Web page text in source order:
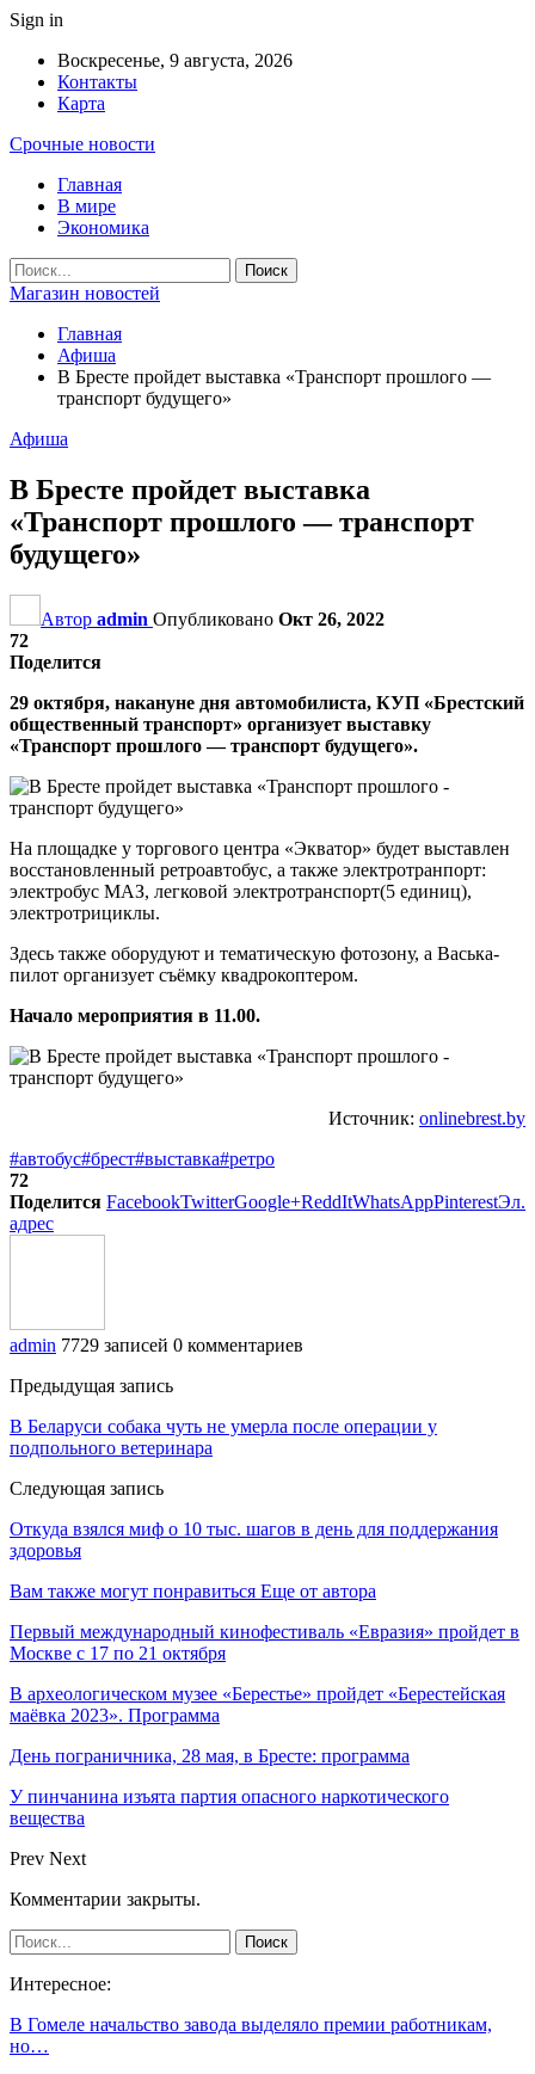
Sign in
Воскресенье, 9 августа, 2026
Контакты
Карта
Срочные новости
Главная
В мире
Экономика
Магазин новостей
Главная
Афиша
В Бресте пройдет выставка «Транспорт прошлого —
транспорт будущего»
Афиша
В Бресте пройдет выставка
«Транспорт прошлого — транспорт
будущего»
Автор admin Опубликовано Окт 26, 2022
72
Поделится
29 октября, накануне дня автомобилиста, КУП «Брестский
общественный транспорт» организует выставку
«Транспорт прошлого — транспорт будущего».
На площадке у торгового центра «Экватор» будет выставлен
восстановленный ретроавтобус, а также электротранпорт:
электробус МАЗ, легковой электротранспорт(5 единиц),
электротрициклы.
Здесь также оборудуют и тематическую фотозону, а Васька-
пилот организует съёмку квадрокоптером.
Начало мероприятия в 11.00.
Источник: onlinebrest.by
#автобус#брест#выставка#ретро
72
Поделится FacebookTwitterGoogle+ReddItWhatsAppPinterestЭл.
адрес
admin 7729 записей 0 комментариев
Предыдущая запись
В Беларуси собака чуть не умерла после операции у
подпольного ветеринара
Следующая запись
Откуда взялся миф о 10 тыс. шагов в день для поддержания
здоровья
Вам также могут понравиться Еще от автора
Первый международный кинофестиваль «Евразия» пройдет в
Москве с 17 по 21 октября
В археологическом музее «Берестье» пройдет «Берестейская
маёвка 2023». Программа
День пограничника, 28 мая, в Бресте: программа
У пинчанина изъята партия опасного наркотического
вещества
Prev Next
Комментарии закрыты.
Интересное:
В Гомеле начальство завода выделяло премии работникам,
но…